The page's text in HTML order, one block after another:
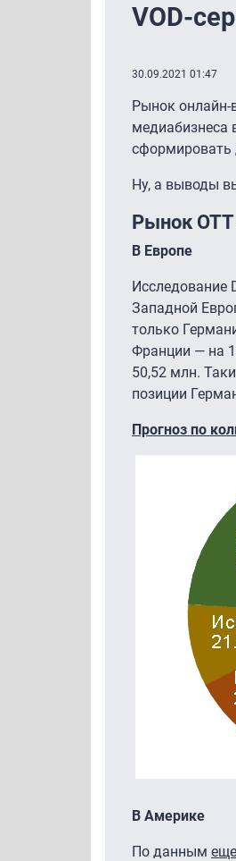
VOD-
30.09.2021 01:47
Рынок онлайн-
медиабизнеса
сформировать
Ну, а выводы
Рынок ОТТ
В Европе
Исследование
Западной
только
Франции — на
50,52 млн.
позиции
Прогноз по
В Америке
По данным